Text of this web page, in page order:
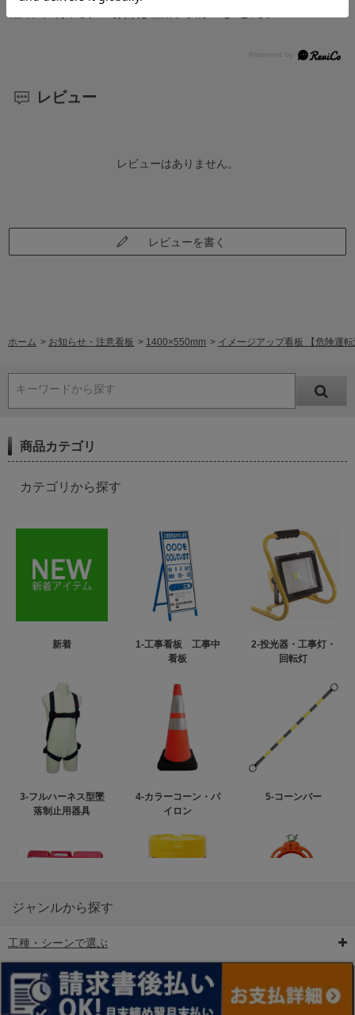
レビュー
レビューはありません。
レビューを書く
ホーム > お知らせ・注意看板 > 1400×550mm > イメージアップ看板 【危険運
キーワードから探す
商品カテゴリ
カテゴリから探す
新着
1-工事看板 工事中
看板
2-投光器・工事灯・
回転灯
3-フルハーネス型墜
落制止用器具
4-カラーコーン・パ
イロン
5-コーンバー
6-矢印板/LED矢印板
ンス
ジャンルから探す
工種・シーンで選ぶ